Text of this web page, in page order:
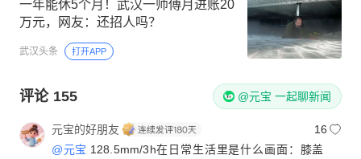
一年能休5个月！武汉一师傅月进账20
万元，网友：还招人吗？
武汉头条 打开APP
评论 155 @元宝 一起聊新闻
元宝的好朋友
16
@元宝